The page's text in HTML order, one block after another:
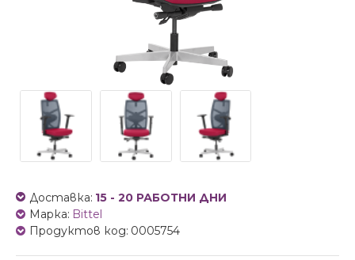
Доставка: 15 - 20 РАБОТНИ ДНИ
Марка: Bittel
Продуктов код: 0005754